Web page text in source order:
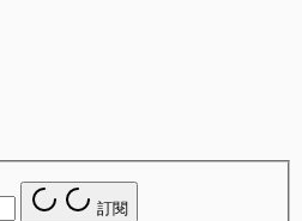
訂閱